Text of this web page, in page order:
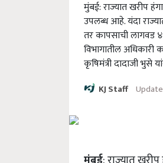
मुंबई: राज्यात खरीप
उपलब्ध आहे. यंदा
तर कापसाची लागवड
विभागातील अधिकारी
कृषिमंत्री दादाजी भुसे
KJ Staff